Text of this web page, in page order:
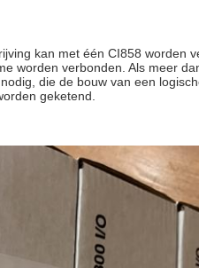
kan met één CI858 worden
worden verbonden. Als meer
die de bouw van een
geketend.